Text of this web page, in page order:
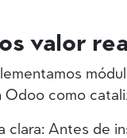
valor
Odoo como
clara: Antes de